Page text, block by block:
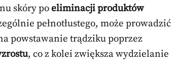
skóry poeliminacji produktów
pełnotłustego, może prowadzić
powstawanie trądziku poprzez
, co z kolei zwiększa wydzielanie